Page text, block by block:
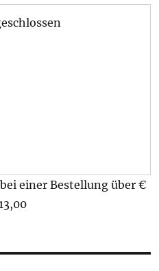
einer Bestellung über €